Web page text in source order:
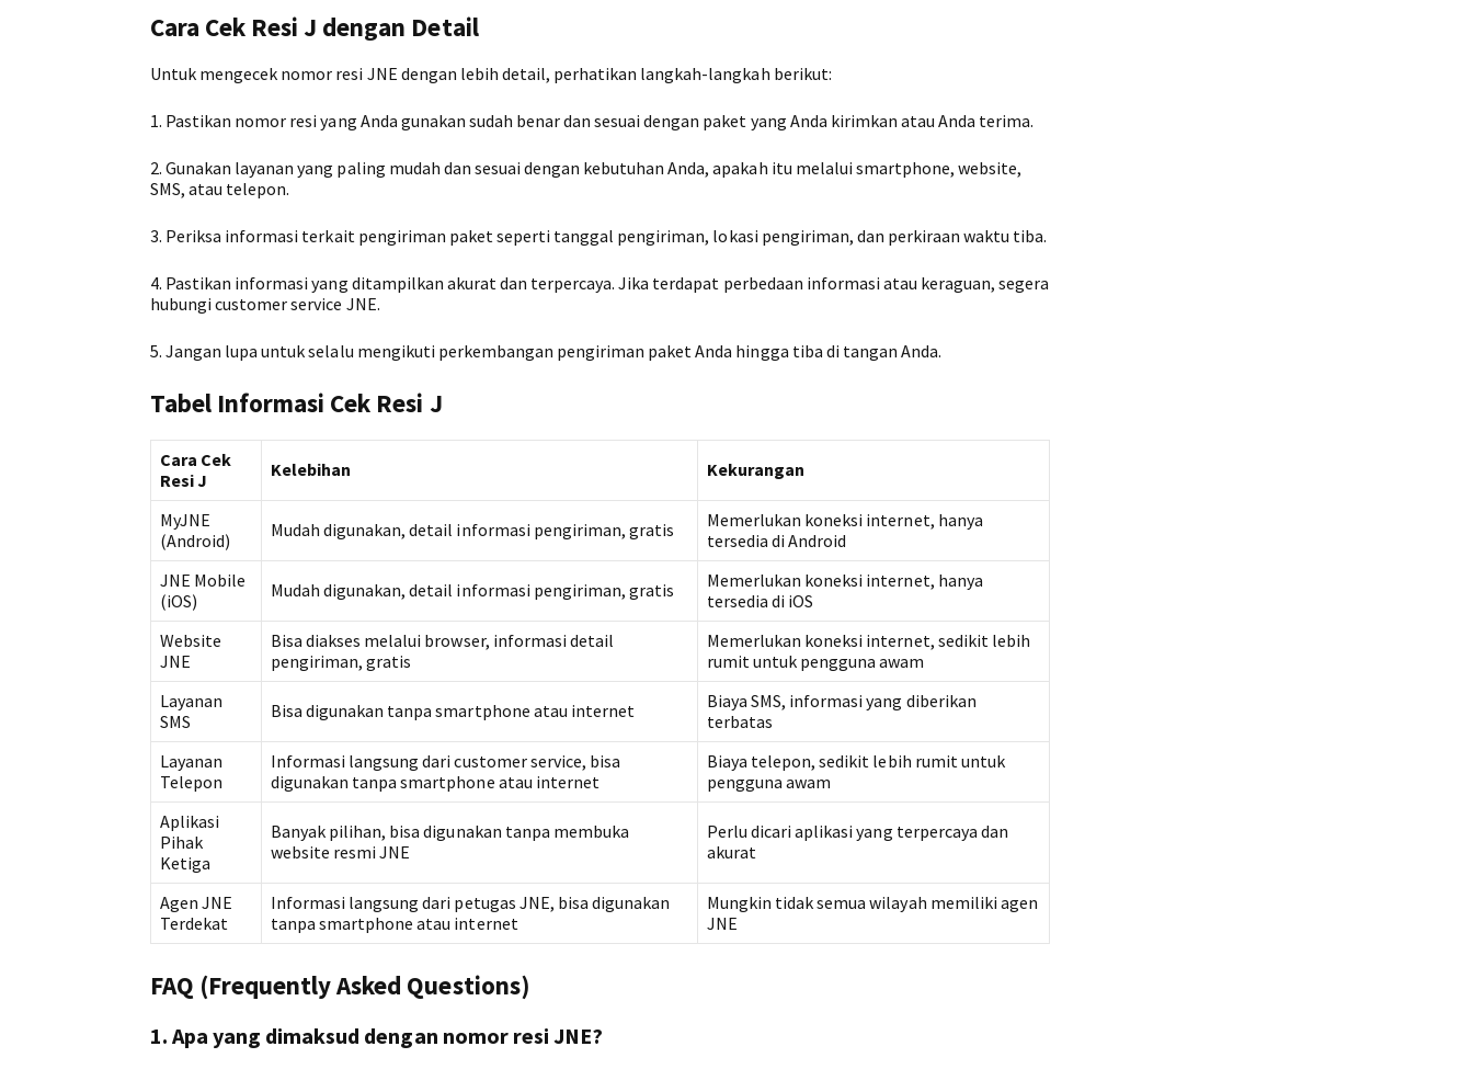
Cara Cek Resi J dengan Detail
Untuk mengecek nomor resi JNE dengan lebih detail, perhatikan langkah-langkah berikut:
1. Pastikan nomor resi yang Anda gunakan sudah benar dan sesuai dengan paket yang Anda kirimkan atau Anda terima.
2. Gunakan layanan yang paling mudah dan sesuai dengan kebutuhan Anda, apakah itu melalui smartphone, website,
SMS, atau telepon.
3. Periksa informasi terkait pengiriman paket seperti tanggal pengiriman, lokasi pengiriman, dan perkiraan waktu tiba.
4. Pastikan informasi yang ditampilkan akurat dan terpercaya. Jika terdapat perbedaan informasi atau keraguan, segera
hubungi customer service JNE.
5. Jangan lupa untuk selalu mengikuti perkembangan pengiriman paket Anda hingga tiba di tangan Anda.
Tabel Informasi Cek Resi J
Cara Cek
Resi J
Kelebihan Kekurangan
MyJNE
(Android)
Mudah digunakan, detail informasi pengiriman, gratis
Memerlukan koneksi internet, hanya
tersedia di Android
JNE Mobile
(iOS)
Mudah digunakan, detail informasi pengiriman, gratis
Memerlukan koneksi internet, hanya
tersedia di iOS
Website
JNE
Bisa diakses melalui browser, informasi detail
pengiriman, gratis
Memerlukan koneksi internet, sedikit lebih
rumit untuk pengguna awam
Layanan
SMS
Bisa digunakan tanpa smartphone atau internet
Biaya SMS, informasi yang diberikan
terbatas
Layanan
Telepon
Informasi langsung dari customer service, bisa
digunakan tanpa smartphone atau internet
Biaya telepon, sedikit lebih rumit untuk
pengguna awam
Aplikasi
Pihak
Ketiga
Banyak pilihan, bisa digunakan tanpa membuka
website resmi JNE
Perlu dicari aplikasi yang terpercaya dan
akurat
Agen JNE
Terdekat
Informasi langsung dari petugas JNE, bisa digunakan
tanpa smartphone atau internet
Mungkin tidak semua wilayah memiliki agen
JNE
FAQ (Frequently Asked Questions)
1. Apa yang dimaksud dengan nomor resi JNE?